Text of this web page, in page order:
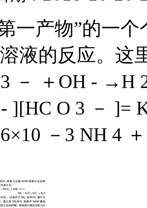
一产物”的一
液的反应。这
－ ＋OH - →H
][HC O 3 － ]=
－3 NH 4